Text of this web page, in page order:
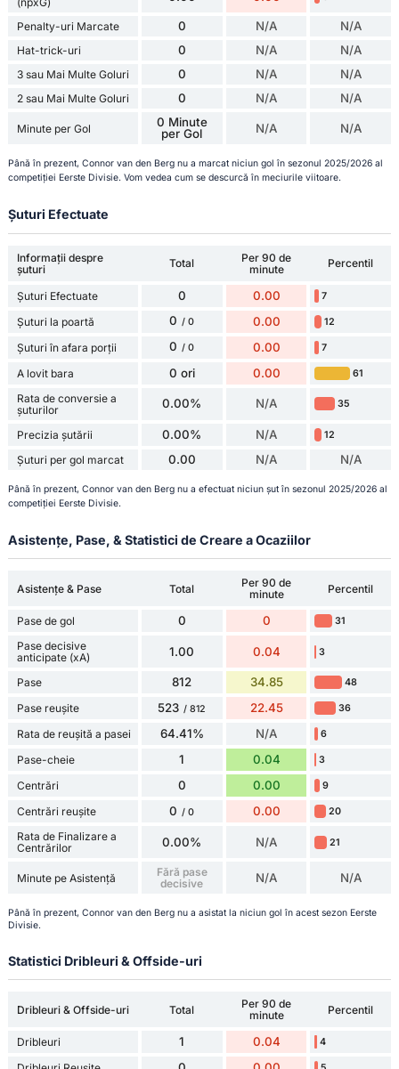
Penalty-uri Marcate 0 N/A N/A
Hat-trick-uri 0 N/A N/A
3 sau Mai Multe Goluri 0 N/A N/A
2 sau Mai Multe Goluri 0 N/A N/A
Minute per Gol
0 Minute
per Gol
N/A N/A
Până în prezent, Connor van den Berg nu a marcat niciun gol în sezonul 2025/2026 al
competiției Eerste Divisie. Vom vedea cum se descurcă în meciurile viitoare.
Șuturi Efectuate
Informații despre
șuturi
Total
Per 90 de
minute
Percentil
Șuturi Efectuate 0 0.00 7
Șuturi la poartă 0 / 0 0.00 12
Șuturi în afara porții 0 / 0 0.00 7
A lovit bara 0 ori 0.00 61
Rata de conversie a
șuturilor
0.00% N/A 35
Precizia șutării 0.00% N/A 12
Șuturi per gol marcat 0.00 N/A N/A
Până în prezent, Connor van den Berg nu a efectuat niciun șut în sezonul 2025/2026 al
competiției Eerste Divisie.
Asistențe, Pase, & Statistici de Creare a Ocaziilor
Asistențe & Pase Total
Per 90 de
minute
Percentil
Pase de gol 0 0 31
Pase decisive
anticipate (xA)
1.00 0.04 3
Pase 812 34.85 48
Pase reușite 523 / 812 22.45 36
Rata de reușită a pasei 64.41% N/A 6
Pase-cheie 1 0.04 3
Centrări 0 0.00 9
Centrări reușite 0 / 0 0.00 20
Rata de Finalizare a
Centrărilor
0.00% N/A 21
Minute pe Asistență
Fără pase
decisive
N/A N/A
Până în prezent, Connor van den Berg nu a asistat la niciun gol în acest sezon Eerste
Divisie.
Statistici Dribleuri & Offside-uri
Dribleuri & Offside-uri Total
Per 90 de
minute
Percentil
Dribleuri 1 0.04 4